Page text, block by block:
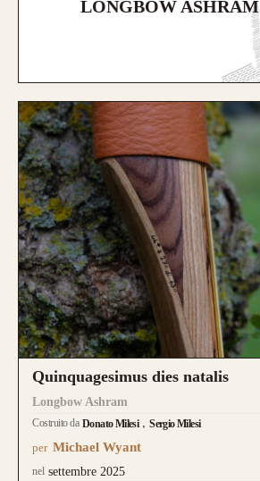
LONGBOW ASHRAM
Quinquagesimus dies natalis
Longbow Ashram
Costruito da Donato Milesi Sergio Milesi
per Michael Wyant
nel settembre 2025